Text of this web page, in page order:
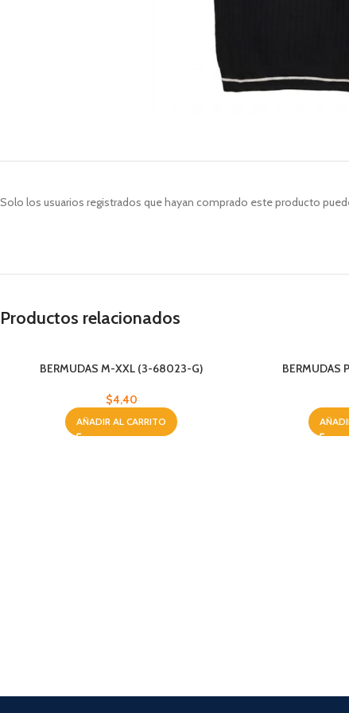
Solo los usuarios registrados que hayan comprado este producto
Productos relacionados
BERMUDAS M-XXL (3-68023-G)
$4,40
AÑADIR AL CARRITO
BERMUDAS